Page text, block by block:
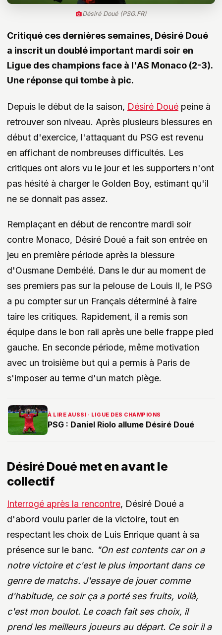
Désiré Doué (PSG.FR)
Critiqué ces dernières semaines, Désiré Doué
a inscrit un doublé important mardi soir en
Ligue des champions face à l'AS Monaco (2-3).
Une réponse qui tombe à pic.
Depuis le début de la saison, Désiré Doué peine à
retrouver son niveau. Après plusieurs blessures en
début d'exercice, l'attaquant du PSG est revenu
en affichant de nombreuses difficultés. Les
critiques ont alors vu le jour et les supporters n'ont
pas hésité à charger le Golden Boy, estimant qu'il
ne se donnait pas assez.
Remplaçant en début de rencontre mardi soir
contre Monaco, Désiré Doué a fait son entrée en
jeu en première période après la blessure
d'Ousmane Dembélé. Dans le dur au moment de
ses premiers pas sur la pelouse de Louis II, le PSG
a pu compter sur un Français déterminé à faire
taire les critiques. Rapidement, il a remis son
équipe dans le bon rail après une belle frappe pied
gauche. En seconde période, même motivation
avec un troisième but qui a permis à Paris de
s'imposer au terme d'un match piège.
À LIRE AUSSI · LIGUE DES CHAMPIONS
PSG : Daniel Riolo allume Désiré Doué
Désiré Doué met en avant le
collectif
Interrogé après la rencontre, Désiré Doué a
d'abord voulu parler de la victoire, tout en
respectant les choix de Luis Enrique quant à sa
présence sur le banc. "On est contents car on a
notre victoire et c'est le plus important dans ce
genre de matchs. J'essaye de jouer comme
d'habitude, ce soir ça a porté ses fruits, voilà,
c'est mon boulot. Le coach fait ses choix, il
prend les meilleurs joueurs au départ. Ce soir il a